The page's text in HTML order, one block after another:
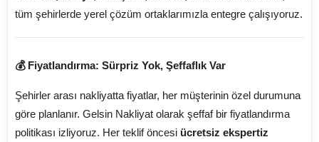
tüm şehirlerde yerel çözüm ortaklarımızla entegre çalışıyoruz.
💰 Fiyatlandırma: Sürpriz Yok, Şeffaflık Var
Şehirler arası nakliyatta fiyatlar, her müşterinin özel durumuna
göre planlanır. Gelsin Nakliyat olarak şeffaf bir fiyatlandırma
politikası izliyoruz. Her teklif öncesi ücretsiz ekspertiz